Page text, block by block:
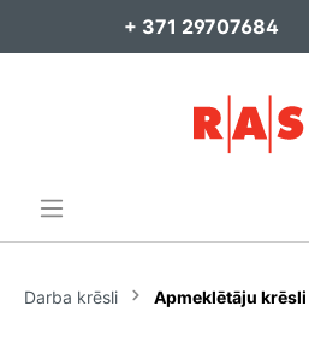
+ 371 29707684
Darba krēsli Apmeklētāju krēsli